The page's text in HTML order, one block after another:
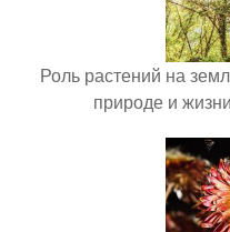
Роль растений на
природе и